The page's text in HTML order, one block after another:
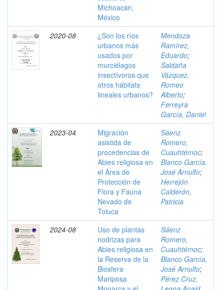
Michoacán,
México
2020-08
¿Son los ríos
urbanos más
usados por
murciélagos
insectívoros que
otros hábitats
lineales urbanos?
Mendoza
Ramírez,
Eduardo;
Saldaña
Vázquez,
Romeo
Alberto;
Ferreyra
García, Daniel
2023-04
Migración
asistida de
procedencias de
Abies religiosa en
el Área de
Protección de
Flora y Fauna
Nevado de
Toluca
Sáenz
Romero,
Cuauhtémoc;
Blanco García,
José Arnulfo;
Herrejón
Calderón,
Patricia
2024-08
Uso de plantas
nodrizas para
Abies religiosa en
la Reserva de la
Biosfera
Mariposa
Sáenz
Romero,
Cuauhtémoc;
Blanco García,
José Arnulfo;
Pérez Cruz,